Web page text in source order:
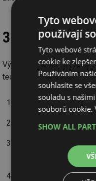
3. Shrnutí
Výše uvedenými
technických norem, ale i
Zákona č. 133/1985
Vyhlášky č. 246/2001
Vyhlášky č. 23/2008
ochrany staveb,
Vyhlášky č. 202/1999
Tyto
používají
Tyto webové
cookie ke
Používáním
souhlasíte se
souladu s
souborů cookie.
SHOW ALL